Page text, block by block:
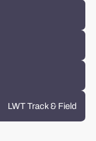
LWT Track & Field